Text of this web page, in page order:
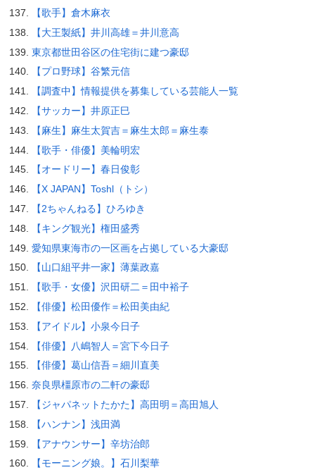
【歌手】倉木麻衣
【大王製紙】井川高雄＝井川意高
東京都世田谷区の住宅街に建つ豪邸
【プロ野球】谷繁元信
【調査中】情報提供を募集している芸能人一覧
【サッカー】井原正巳
【麻生】麻生太賀吉＝麻生太郎＝麻生泰
【歌手・俳優】美輪明宏
【オードリー】春日俊彰
【X JAPAN】Toshl（トシ）
【2ちゃんねる】ひろゆき
【キング観光】権田盛秀
愛知県東海市の一区画を占拠している大豪邸
【山口組平井一家】薄葉政嘉
【歌手・女優】沢田研二＝田中裕子
【俳優】松田優作＝松田美由紀
【アイドル】小泉今日子
【俳優】八嶋智人＝宮下今日子
【俳優】葛山信吾＝細川直美
奈良県橿原市の二軒の豪邸
【ジャパネットたかた】高田明＝高田旭人
【ハンナン】浅田満
【アナウンサー】辛坊治郎
【モーニング娘。】石川梨華